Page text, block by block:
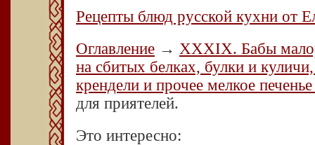
Рецепты блюд русской кухни от
Оглавление → XXXIX. Бабы
на сбитых белках, булки и
крендели и прочее мелкое
для приятелей.
Это интересно: